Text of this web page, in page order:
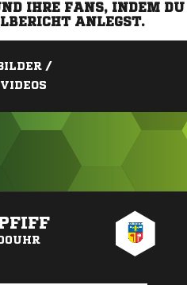
IHRE FANS, INDEM DU
ANLEGST.
/
VIDEOS